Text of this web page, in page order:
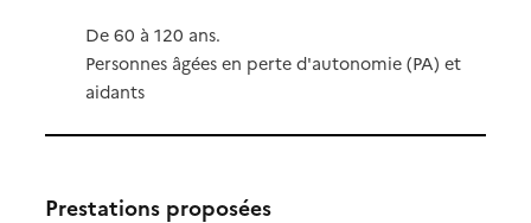
De 60 à 120 ans.
Personnes âgées en perte d'autonomie (PA) et
aidants
Prestations proposées